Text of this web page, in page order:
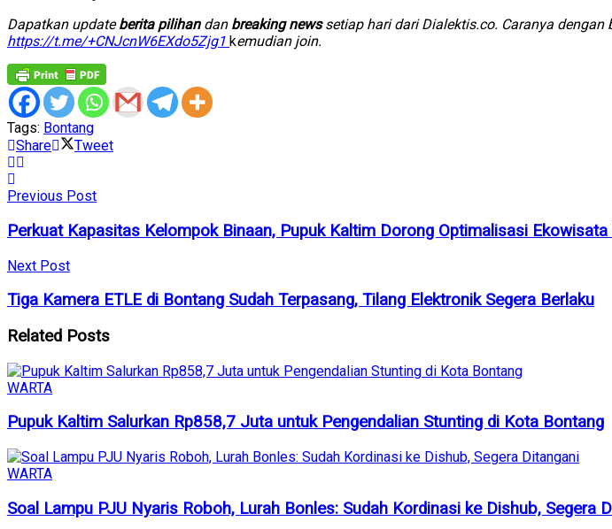
Dapatkan updateberita pilihan dan breaking newssetiap hari dari Dialektis.co. Caranya dengan
https://t.me/+CNJcnW6EXdo5Zjg1 kemudian join.
Tags: Bontang
Share
Tweet
Previous Post
Perkuat Kapasitas Kelompok Binaan, Pupuk Kaltim Dorong Optimalisasi
Next Post
Tiga Kamera ETLE di Bontang Sudah Terpasang, Tilang Elektronik Segera Berlaku
Related Posts
WARTA
Pupuk Kaltim Salurkan Rp858,7 Juta untuk Pengendalian Stunting di Kota Bontang
WARTA
Soal Lampu PJU Nyaris Roboh, Lurah Bonles: Sudah Kordinasi ke Dishub, Segera